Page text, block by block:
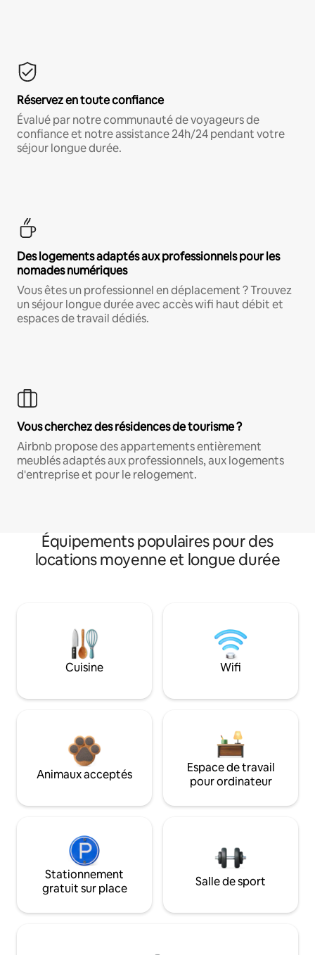
Réservez en toute confiance
Évalué par notre communauté de voyageurs de
confiance et notre assistance 24h/24 pendant votre
séjour longue durée.
Des logements adaptés aux professionnels pour les
nomades numériques
Vous êtes un professionnel en déplacement ? Trouvez
un séjour longue durée avec accès wifi haut débit et
espaces de travail dédiés.
Vous cherchez des résidences de tourisme ?
Airbnb propose des appartements entièrement
meublés adaptés aux professionnels, aux logements
d'entreprise et pour le relogement.
Équipements populaires pour des
locations moyenne et longue durée
Cuisine Wifi
Animaux acceptés
Espace de travail
pour ordinateur
Stationnement
gratuit sur place
Salle de sport